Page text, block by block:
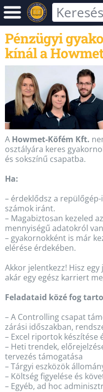
Pénzügyi
kínál a
A Howmet-Köfém Kft.
osztályára keres
és sokszínű csapatba.
Ha:
– érdeklődsz a
számok iránt.
– Magabiztosan kezeled
mennyiségű adatokról
– gyakornokként is már
elérése érdekében.
Akkor jelentkezz! Hisz
akár egy egész karriert
Feladataid közé fog
– A Controlling csapat
zárási időszakban,
– Excel riportok készítése
– Heti trendek,
tervezés támogatása
– Tárgyi eszközök
– Költség figyelése és
– Egyéb, ad hoc